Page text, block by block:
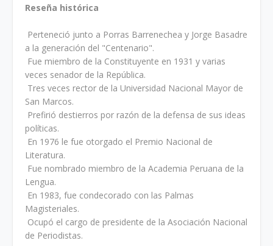
Reseña histórica
Perteneció junto a Porras Barrenechea y Jorge Basadre
a la generación del "Centenario".
Fue miembro de la Constituyente en 1931 y varias
veces senador de la República.
Tres veces rector de la Universidad Nacional Mayor de
San Marcos.
Prefirió destierros por razón de la defensa de sus ideas
políticas.
En 1976 le fue otorgado el Premio Nacional de
Literatura.
Fue nombrado miembro de la Academia Peruana de la
Lengua.
En 1983, fue condecorado con las Palmas
Magisteriales.
Ocupó el cargo de presidente de la Asociación Nacional
de Periodistas.